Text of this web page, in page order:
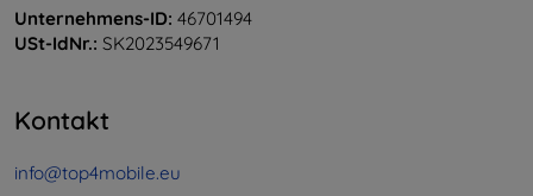
Unternehmens-ID: 46701494
USt-IdNr.: SK2023549671
Kontakt
info@top4mobile.eu